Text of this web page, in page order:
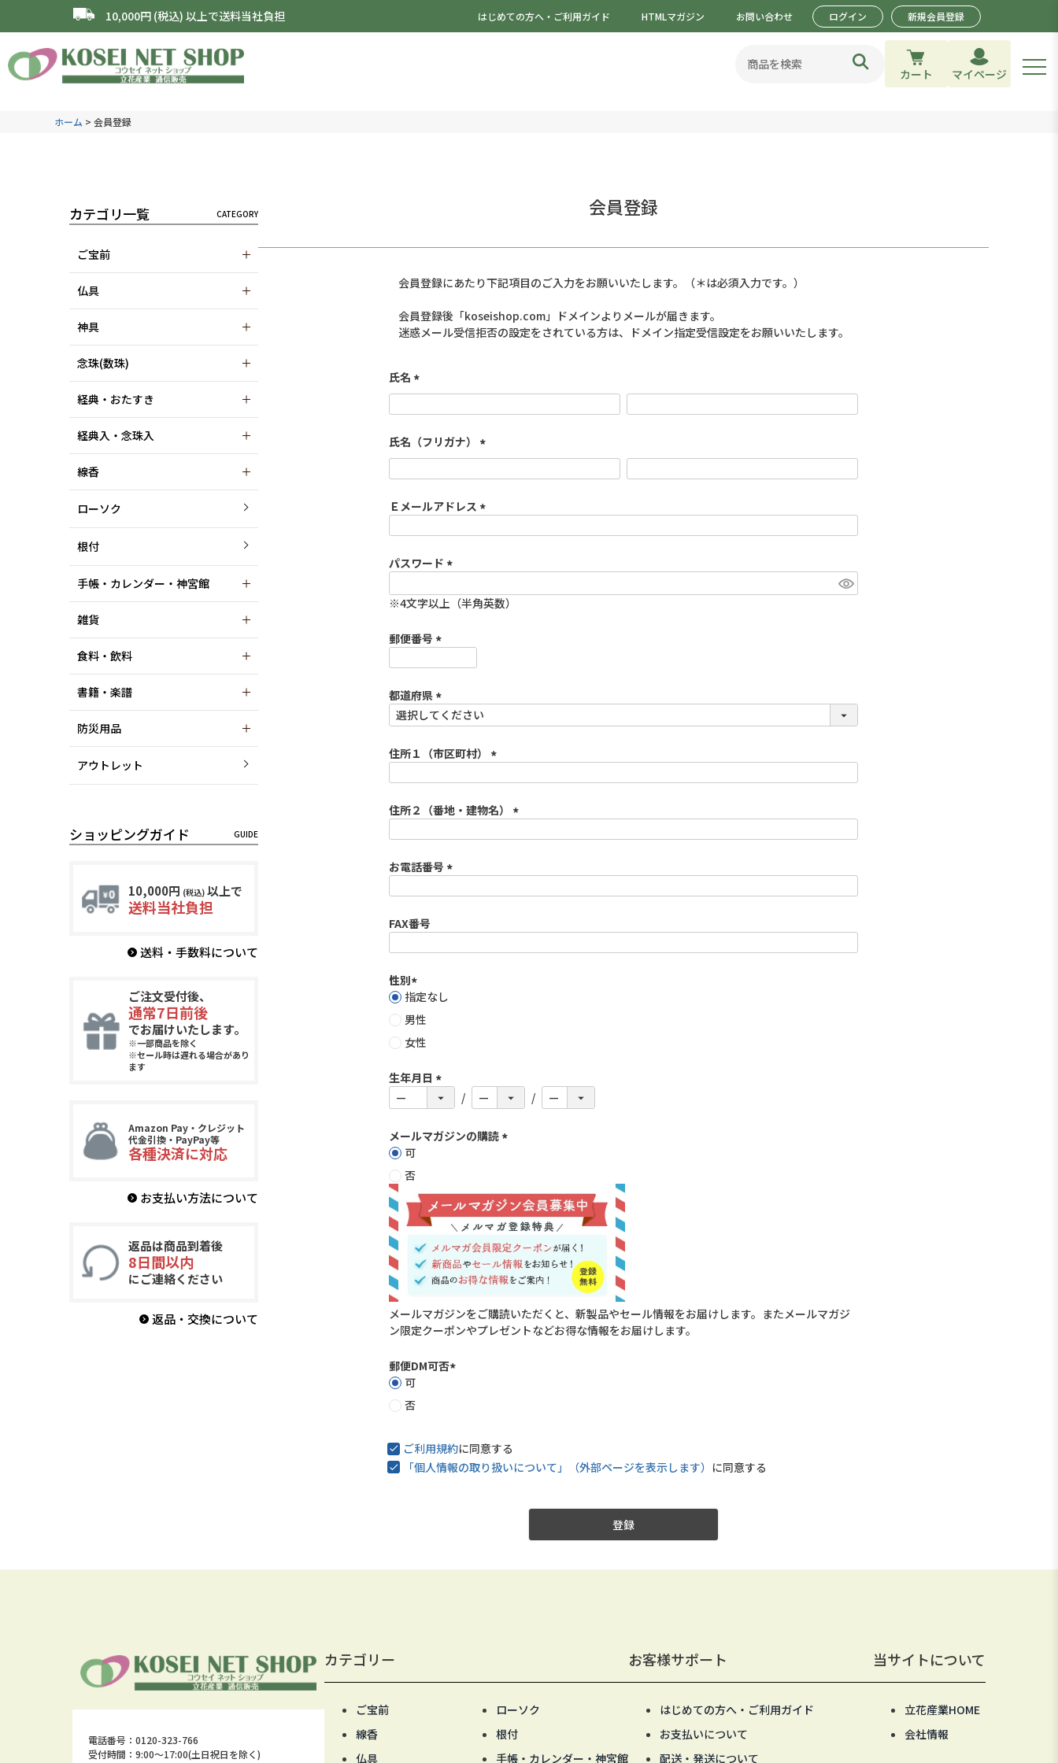
10,000円 (税込) 以上で送料当社負担 はじめての方へ・ご利用ガイド HTMLマガジン お問い合わせ ログイン 新規会員登録
カート マイページ
ホーム 会員登録
カテゴリ一覧
ご宝前
仏具
神具
念珠(数珠)
経典・おたすき
経典入・念珠入
線香
ローソク
根付
手帳・カレンダー・神宮館
雑貨
食料・飲料
書籍・楽譜
防災用品
アウトレット
ショッピングガイド
10,000円 (税込) 以上で
送料当社負担
送料・手数料について
ご注文受付後、
通常7日前後
でお届けいたします。
※一部商品を除く
※セール時は遅れる場合があり
ます
Amazon Pay・クレジット
代金引換・PayPay等
各種決済に対応
お支払い方法について
返品は商品到着後
8日間以内
にご連絡ください
返品・交換について
会員登録
会員登録にあたり下記項目のご入力をお願いいたします。（＊は必須入力です。）
会員登録後「koseishop.com」ドメインよりメールが届きます。
迷惑メール受信拒否の設定をされている方は、ドメイン指定受信設定をお願いいたします。
氏名
(
必
氏名（フリガナ）
(
必
)
Ｅメールアドレス
)
パスワード
必
郵便番号
須
)
都道府県
(
須
)
住所１（市区町村）
須
)
住所２（番地・建物名）
)
お電話番号
)
FAX番号
性別
(
必
須
)
指定なし
男性
女性
生年月日
(
須
メールマガジンの購読
須
)
可
否
メールマガジンをご購読いただくと、新製品やセール情報をお届けします。またメールマガジ
ン限定クーポンやプレゼントなどお得な情報をお届けします。
郵便DM可否
可
否
ご利用規約に同意する
「個人情報の取り扱いについて」（外部ページを表示します） に同意する
登録
電話番号：0120-323-766
受付時間：9:00～17:00(土日祝日を除く)
カテゴリー
ご宝前
ローソク
線香
根付
仏具
手帳・カレンダー・神宮館
お客様サポート
はじめての方へ・ご利用ガイド
お支払いについて
配送・発送について
当サイトについて
立花産業HOME
会社情報